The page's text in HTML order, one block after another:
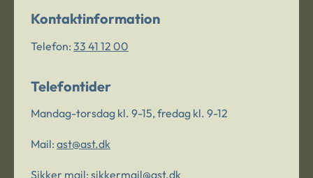
Kontaktinformation
Telefon: 33 41 12 00
Telefontider
Mandag-torsdag kl. 9-15, fredag kl. 9-12
Mail: ast@ast.dk
Sikker mail: sikkermail@ast.dk